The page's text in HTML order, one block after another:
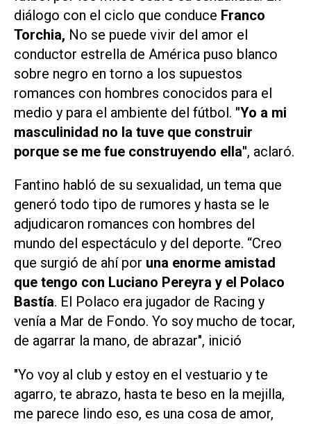
diálogo con el ciclo que conduce Franco
Torchia, No se puede vivir del amor el
conductor estrella de América puso blanco
sobre negro en torno a los supuestos
romances con hombres conocidos para el
medio y para el ambiente del fútbol. "Yo a mi
masculinidad no la tuve que construir
porque se me fue construyendo ella", aclaró.
Fantino habló de su sexualidad, un tema que
generó todo tipo de rumores y hasta se le
adjudicaron romances con hombres del
mundo del espectáculo y del deporte. “Creo
que surgió de ahí por una enorme amistad
que tengo con Luciano Pereyra y el Polaco
Bastía. El Polaco era jugador de Racing y
venía a Mar de Fondo. Yo soy mucho de tocar,
de agarrar la mano, de abrazar", inició
"Yo voy al club y estoy en el vestuario y te
agarro, te abrazo, hasta te beso en la mejilla,
me parece lindo eso, es una cosa de amor,